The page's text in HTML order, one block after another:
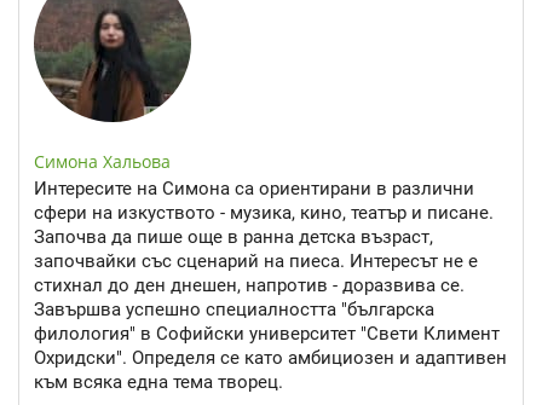
Симона Хальова
Интересите на Симона са ориентирани в различни
сфери на изкуството - музика, кино, театър и писане.
Започва да пише още в ранна детска възраст,
започвайки със сценарий на пиеса. Интересът не е
стихнал до ден днешен, напротив - доразвива се.
Завършва успешно специалността "българска
филология" в Софийски университет "Свети Климент
Охридски". Определя се като амбициозен и адаптивен
към всяка една тема творец.